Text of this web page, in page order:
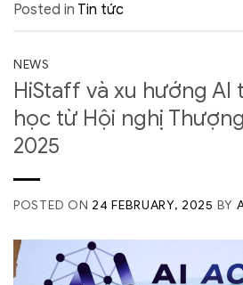
Posted in Tin tức
NEWS
HiStaff và xu hướng AI
học từ Hội nghị
2025
POSTED ON 24 FEBRUARY, 2025 BY